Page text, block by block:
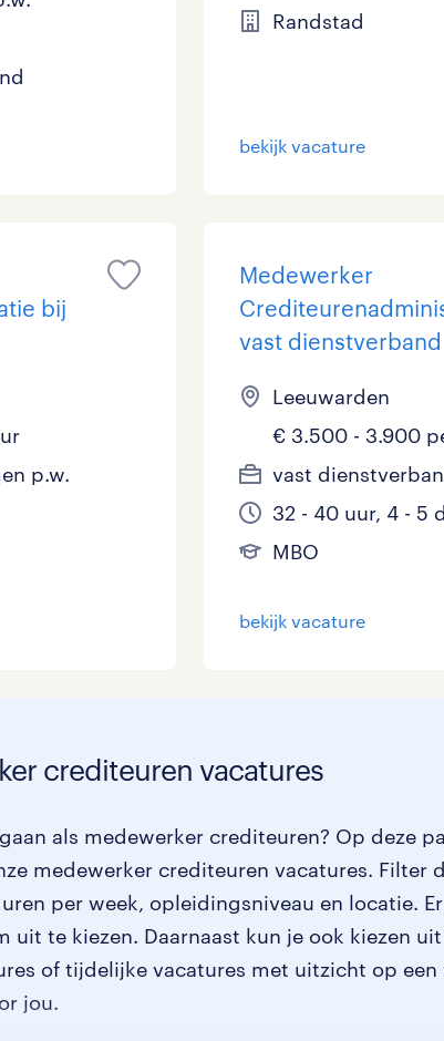
Industrieel / Productie
Zorg / Verpleging
WO 0
Randstad
bekijk vacature
bij
p.w.
Medewerker
vast dienstverband
Leeuwarden
€ 3.500 - 3.900
vast
32 - 40 uur, 4 - 5
MBO
bekijk vacature
crediteuren vacatures
als medewerker crediteuren? Op deze
medewerker crediteuren vacatures. Filter
per week, opleidingsniveau en locatie.
uit te kiezen. Daarnaast kun je ook kiezen
of tijdelijke vacatures met uitzicht op een
jou.